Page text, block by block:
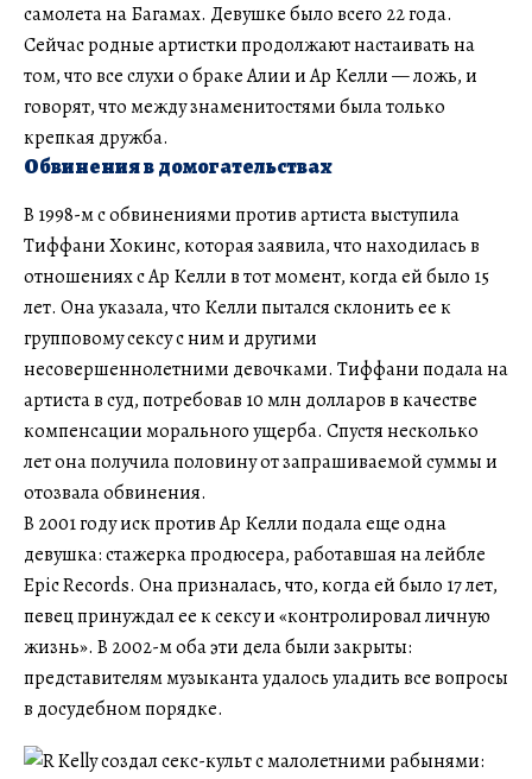
самолета на Багамах. Девушке было всего 22 года.
Сейчас родные артистки продолжают настаивать на
том, что все слухи о браке Алии и Ар Келли — ложь, и
говорят, что между знаменитостями была только
крепкая дружба.
Обвинения в домогательствах
В 1998-м с обвинениями против артиста выступила
Тиффани Хокинс, которая заявила, что находилась в
отношениях с Ар Келли в тот момент, когда ей было 15
лет. Она указала, что Келли пытался склонить ее к
групповому сексу с ним и другими
несовершеннолетними девочками. Тиффани подала на
артиста в суд, потребовав 10 млн долларов в качестве
компенсации морального ущерба. Спустя несколько
лет она получила половину от запрашиваемой суммы и
отозвала обвинения.
В 2001 году иск против Ар Келли подала еще одна
девушка: стажерка продюсера, работавшая на лейбле
Epic Records. Она призналась, что, когда ей было 17 лет,
певец принуждал ее к сексу и «контролировал личную
жизнь». В 2002-м оба эти дела были закрыты:
представителям музыканта удалось уладить все вопросы
в досудебном порядке.